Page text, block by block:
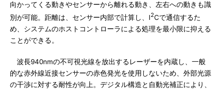
向かってくる動きやセンサーから離れる動き、左右への動きも識
別が可能。距離は、センサー内部で計算し、I2Cで通信するた
め、システムのホストコントローラによる処理を最小限に抑える
ことができる。
波長940nmの不可視光線を放出するレーザーを内蔵し、一般
的な赤外線近接センサーの赤色発光を使用しないため、外部光源
の干渉に対する耐性が向上。デジタル構造と自動光補正により、